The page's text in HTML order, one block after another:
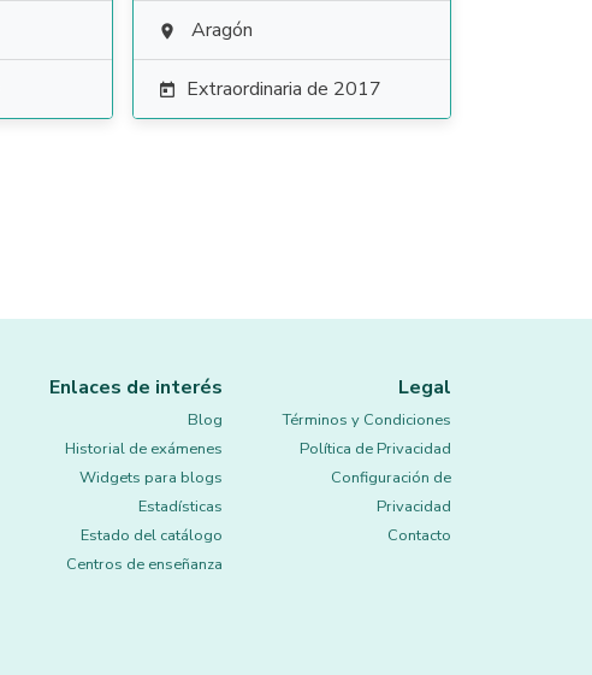
 Aragón
 Extraordinaria de 2017
Enlaces de interés
Blog
Historial de exámenes
Widgets para blogs
Estadísticas
Estado del catálogo
Centros de enseñanza
Legal
Términos y Condiciones
Política de Privacidad
Configuración de
Privacidad
Contacto